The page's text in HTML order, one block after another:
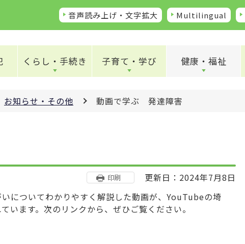
音声読み上げ・文字拡大 Multilingual
くらし・手続き 子育て・学び 健康・福祉
お知らせ・その他 動画で学ぶ 発達障害
印刷
更新日：2024年7月8日
についてわかりやすく解説した動画が、YouTubeの埼
います。次のリンクから、ぜひご覧ください。